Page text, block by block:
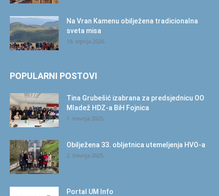
Na Vran Kamenu obilježena tradicionalna
sveta misa
19. srpnja 2026.
POPULARNI POSTOVI
Tina Grubešić izabrana za predsjednicu OO
Mladež HDZ-a BiH Fojnica
1. travnja 2025.
Obilježena 33. obljetnica utemeljenja HVO-a
2. travnja 2025.
Portal UM Info